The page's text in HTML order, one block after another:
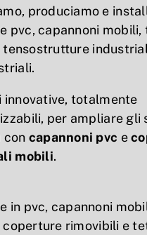
produciamo e
pvc, capannoni mobili,
innovative, totalmente
per ampliare gli
con capannoni pvc e
mobili.
in pvc, capannoni
rimovibili e